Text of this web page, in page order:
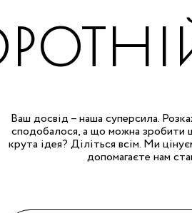
Ваш досвід – наша суперсила.
сподобалося, а що можна зробити
крута ідея? Діліться всім. Ми
допомагаєте нам